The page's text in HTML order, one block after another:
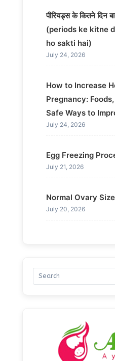
पीरियड्स के कितने दिन
(periods ke kitne
ho sakti hai)
July 24, 2026
How to Increase
Pregnancy:
Safe Ways to
July 24, 2026
Egg Freezing
July 21, 2026
Normal Ovary
July 20, 2026